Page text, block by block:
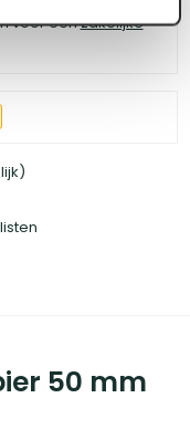
voor eenzakelijke
50 mm